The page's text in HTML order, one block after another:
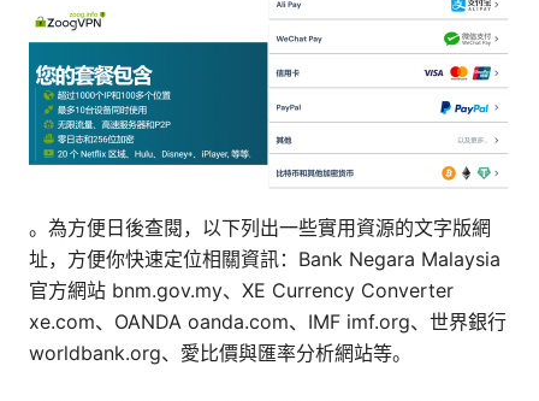
。為方便日後查閱，以下列出一些實用資源的文字版網
址，方便你快速定位相關資訊：Bank Negara Malaysia
官方網站 bnm.gov.my、XE Currency Converter
xe.com、OANDA oanda.com、IMF imf.org、世界銀行
worldbank.org、愛比價與匯率分析網站等。